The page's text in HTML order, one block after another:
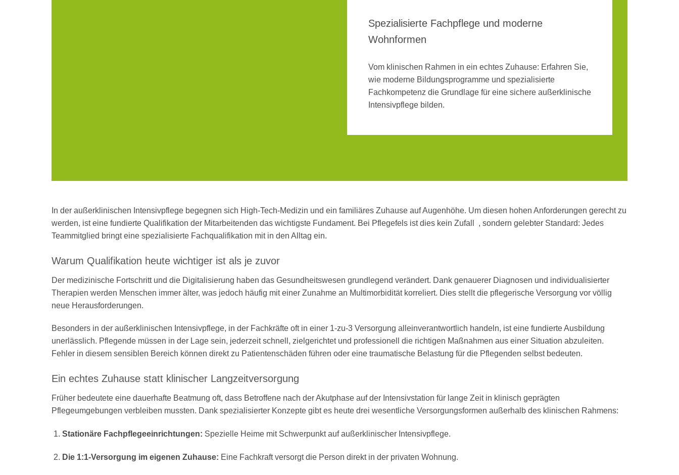
Spezialisierte Fachpflege und moderne
Wohnformen
Vom klinischen Rahmen in ein echtes Zuhause: Erfahren Sie,
wie moderne Bildungsprogramme und spezialisierte
Fachkompetenz die Grundlage für eine sichere außerklinische
Intensivpflege bilden.
In der außerklinischen Intensivpflege begegnen sich High-Tech-Medizin und ein familiäres Zuhause auf Augenhöhe. Um diesen hohen Anforderungen gerecht zu
werden, ist eine fundierte Qualifikation der Mitarbeitenden das wichtigste Fundament. Bei Pflegefels ist dies kein Zufall , sondern gelebter Standard: Jedes
Teammitglied bringt eine spezialisierte Fachqualifikation mit in den Alltag ein.
Warum Qualifikation heute wichtiger ist als je zuvor
Der medizinische Fortschritt und die Digitalisierung haben das Gesundheitswesen grundlegend verändert. Dank genauerer Diagnosen und individualisierter
Therapien werden Menschen immer älter, was jedoch häufig mit einer Zunahme an Multimorbidität korreliert. Dies stellt die pflegerische Versorgung vor völlig
neue Herausforderungen.
Besonders in der außerklinischen Intensivpflege, in der Fachkräfte oft in einer 1-zu-3 Versorgung alleinverantwortlich handeln, ist eine fundierte Ausbildung
unerlässlich. Pflegende müssen in der Lage sein, jederzeit schnell, zielgerichtet und professionell die richtigen Maßnahmen aus einer Situation abzuleiten.
Fehler in diesem sensiblen Bereich können direkt zu Patientenschäden führen oder eine traumatische Belastung für die Pflegenden selbst bedeuten.
Ein echtes Zuhause statt klinischer Langzeitversorgung
Früher bedeutete eine dauerhafte Beatmung oft, dass Betroffene nach der Akutphase auf der Intensivstation für lange Zeit in klinisch geprägten
Pflegeumgebungen verbleiben mussten. Dank spezialisierter Konzepte gibt es heute drei wesentliche Versorgungsformen außerhalb des klinischen Rahmens:
Stationäre Fachpflegeeinrichtungen: Spezielle Heime mit Schwerpunkt auf außerklinischer Intensivpflege.
Die 1:1-Versorgung im eigenen Zuhause: Eine Fachkraft versorgt die Person direkt in der privaten Wohnung.